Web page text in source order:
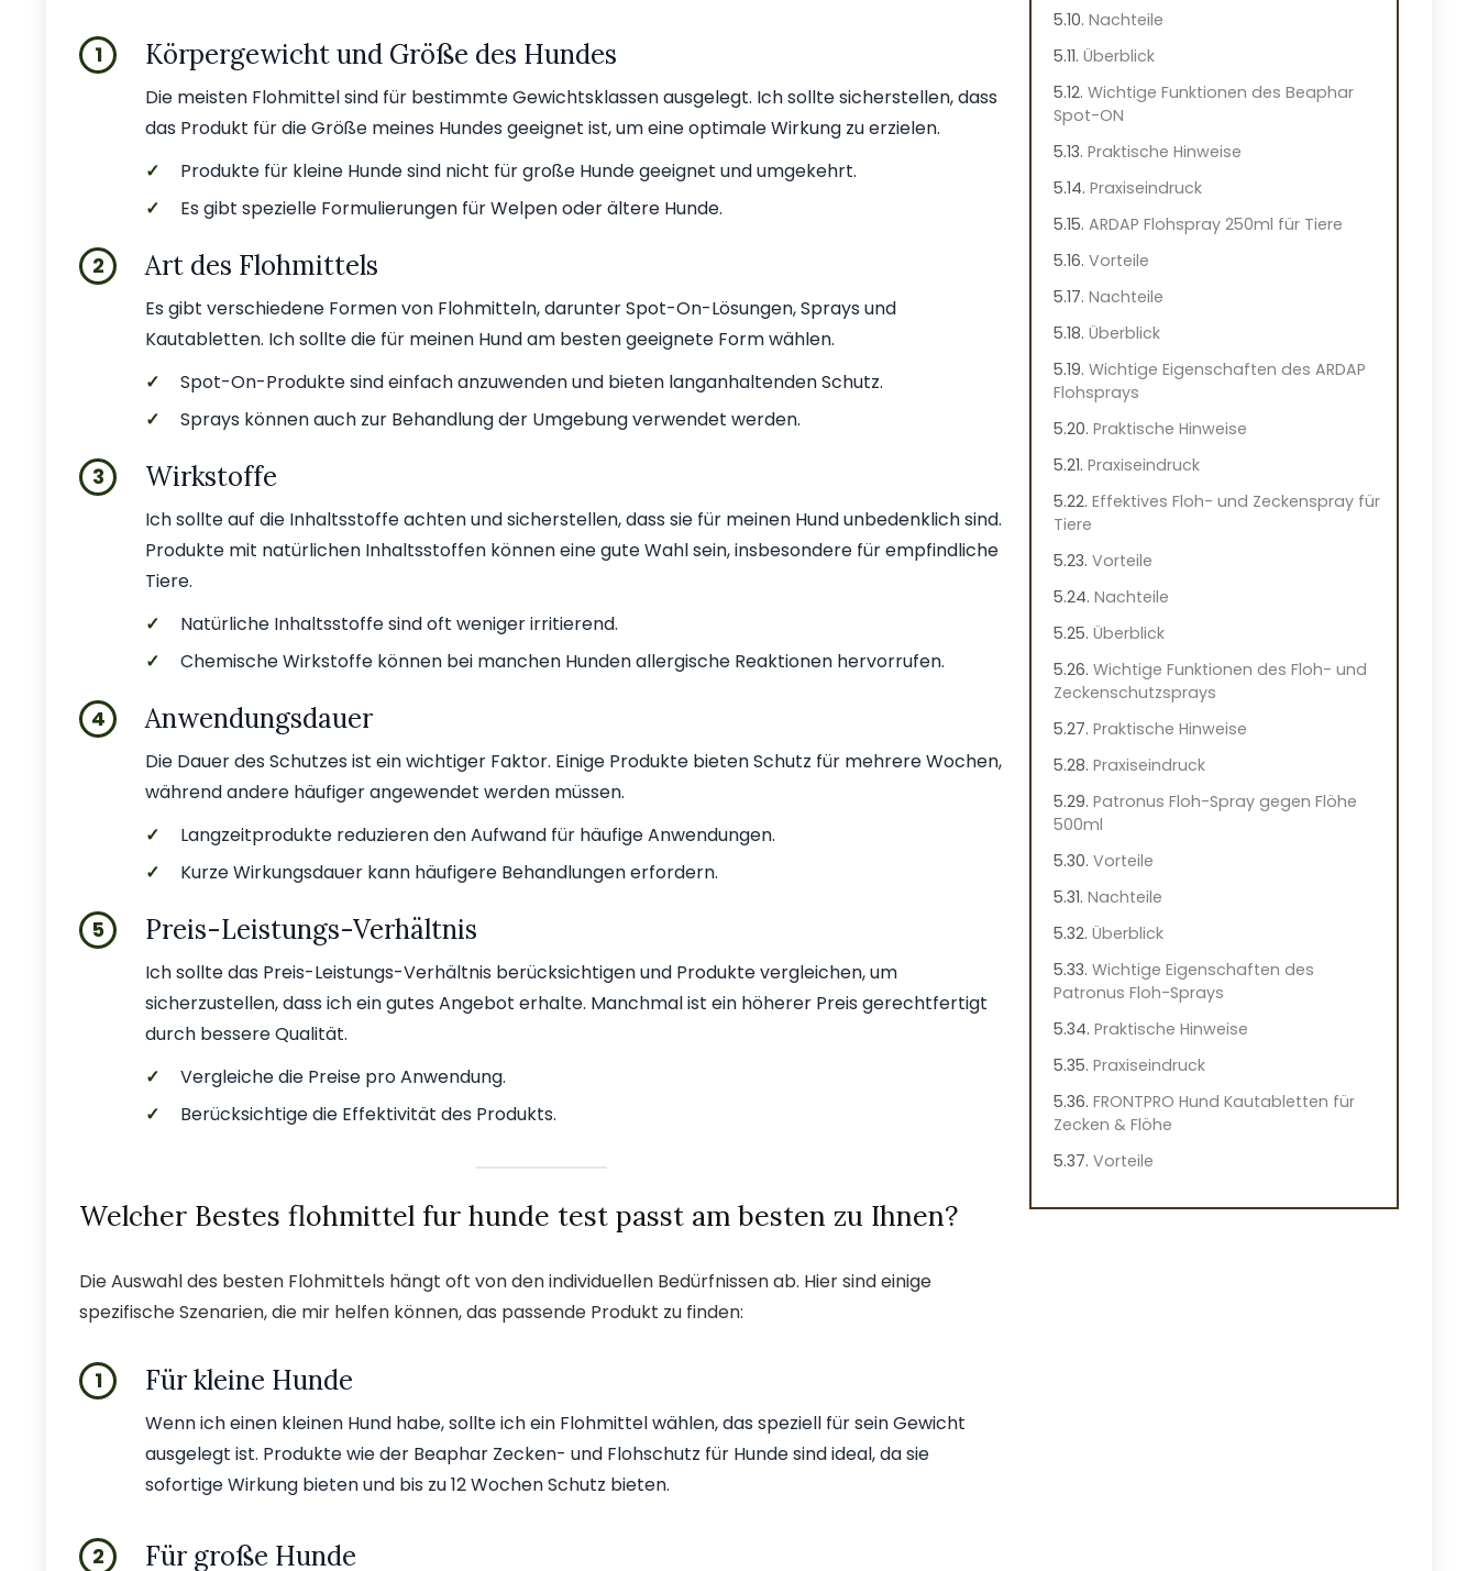
1 Körpergewicht und Größe des Hundes
Die meisten Flohmittel sind für bestimmte Gewichtsklassen ausgelegt. Ich sollte sicherstellen, dass
das Produkt für die Größe meines Hundes geeignet ist, um eine optimale Wirkung zu erzielen.
✓
Produkte für kleine Hunde sind nicht für große Hunde geeignet und umgekehrt.
✓
Es gibt spezielle Formulierungen für Welpen oder ältere Hunde.
2 Art des Flohmittels
Es gibt verschiedene Formen von Flohmitteln, darunter Spot-On-Lösungen, Sprays und
Kautabletten. Ich sollte die für meinen Hund am besten geeignete Form wählen.
✓
Spot-On-Produkte sind einfach anzuwenden und bieten langanhaltenden Schutz.
✓
Sprays können auch zur Behandlung der Umgebung verwendet werden.
3 Wirkstoffe
Ich sollte auf die Inhaltsstoffe achten und sicherstellen, dass sie für meinen Hund unbedenklich sind.
Produkte mit natürlichen Inhaltsstoffen können eine gute Wahl sein, insbesondere für empfindliche
Tiere.
✓
Natürliche Inhaltsstoffe sind oft weniger irritierend.
✓
Chemische Wirkstoffe können bei manchen Hunden allergische Reaktionen hervorrufen.
4 Anwendungsdauer
Die Dauer des Schutzes ist ein wichtiger Faktor. Einige Produkte bieten Schutz für mehrere Wochen,
während andere häufiger angewendet werden müssen.
✓
Langzeitprodukte reduzieren den Aufwand für häufige Anwendungen.
✓
Kurze Wirkungsdauer kann häufigere Behandlungen erfordern.
5 Preis-Leistungs-Verhältnis
Ich sollte das Preis-Leistungs-Verhältnis berücksichtigen und Produkte vergleichen, um
sicherzustellen, dass ich ein gutes Angebot erhalte. Manchmal ist ein höherer Preis gerechtfertigt
durch bessere Qualität.
✓
Vergleiche die Preise pro Anwendung.
✓
Berücksichtige die Effektivität des Produkts.
Welcher Bestes flohmittel fur hunde test passt am besten zu Ihnen?
Die Auswahl des besten Flohmittels hängt oft von den individuellen Bedürfnissen ab. Hier sind einige
spezifische Szenarien, die mir helfen können, das passende Produkt zu finden:
1 Für kleine Hunde
Wenn ich einen kleinen Hund habe, sollte ich ein Flohmittel wählen, das speziell für sein Gewicht
ausgelegt ist. Produkte wie der Beaphar Zecken- und Flohschutz für Hunde sind ideal, da sie
sofortige Wirkung bieten und bis zu 12 Wochen Schutz bieten.
2 Für große Hunde
Nachteile
Überblick
Wichtige Funktionen des Beaphar
Spot-ON
Praktische Hinweise
Praxiseindruck
ARDAP Flohspray 250ml für Tiere
Vorteile
Nachteile
Überblick
Wichtige Eigenschaften des ARDAP
Flohsprays
Praktische Hinweise
Praxiseindruck
Effektives Floh- und Zeckenspray für
Tiere
Vorteile
Nachteile
Überblick
Wichtige Funktionen des Floh- und
Zeckenschutzsprays
Praktische Hinweise
Praxiseindruck
Patronus Floh-Spray gegen Flöhe
500ml
Vorteile
Nachteile
Überblick
Wichtige Eigenschaften des
Patronus Floh-Sprays
Praktische Hinweise
Praxiseindruck
FRONTPRO Hund Kautabletten für
Zecken & Flöhe
Vorteile